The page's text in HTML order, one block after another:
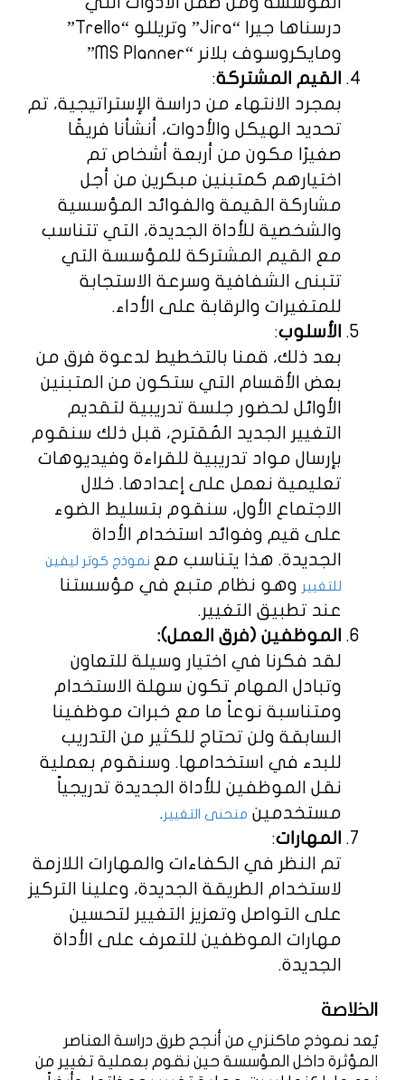
درسناها جيرا “Jira” وتريللو “Trello”
ومايكروسوف بلانر “MS Planner”
القيم المشتركة:
بمجرد الانتهاء من دراسة الإستراتيجية، تم
تحديد الهيكل والأدوات، أنشأنا فريقًا
صغيرًا مكون من أربعة أشخاص تم
اختيارهم كمتبنين مبكرين من أجل
مشاركة القيمة والفوائد المؤسسية
والشخصية للأداة الجديدة، التي تتناسب
مع القيم المشتركة للمؤسسة التي
تتبنى الشفافية وسرعة الاستجابة
للمتغيرات والرقابة على الأداء.
الأسلوب:
بعد ذلك، قمنا بالتخطيط لدعوة فرق من
بعض الأقسام التي ستكون من المتبنين
الأوائل لحضور جلسة تدريبية لتقديم
التغيير الجديد المُقترح، قبل ذلك سنقوم
بإرسال مواد تدريبية للقراءة وفيديوهات
تعليمية نعمل على إعدادها. خلال
الاجتماع الأول، سنقوم بتسليط الضوء
على قيم وفوائد استخدام الأداة
الجديدة. هذا يتناسب مع نموذج كوتر ليفين
للتغيير وهو نظام متبع في مؤسستنا
عند تطبيق التغيير.
الموظفين (فرق العمل):
لقد فكرنا في اختيار وسيلة للتعاون
وتبادل المهام تكون سهلة الاستخدام
ومتناسبة نوعاً ما مع خبرات موظفينا
السابقة ولن تحتاج للكثير من التدريب
للبدء في استخدامها. وسنقوم بعملية
نقل الموظفين للأداة الجديدة تدريجياً
مستخدمين منحنى التغيير.
المهارات:
تم النظر في الكفاءات والمهارات اللازمة
لاستخدام الطريقة الجديدة، وعلينا التركيز
على التواصل وتعزيز التغيير لتحسين
مهارات الموظفين للتعرف على الأداة
الجديدة.
الخلاصة
يُعد نموذج ماكنزي من أنجح طرق دراسة العناصر
المؤثرة داخل المؤسسة حين نقوم بعملية تغيير من